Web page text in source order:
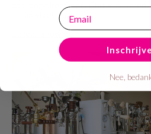
aankoop direct mee. Gratis parkeren,
koffie staat klaar!
Bezoek showroom
email
Nee,